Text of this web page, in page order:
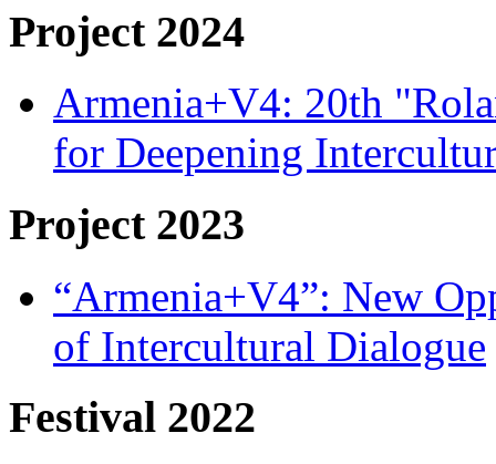
Project 2024
Armenia+V4: 20th
for Deepening
Project 2023
“Armenia+V4”: New
of Intercultural Dialogue
Festival 2022